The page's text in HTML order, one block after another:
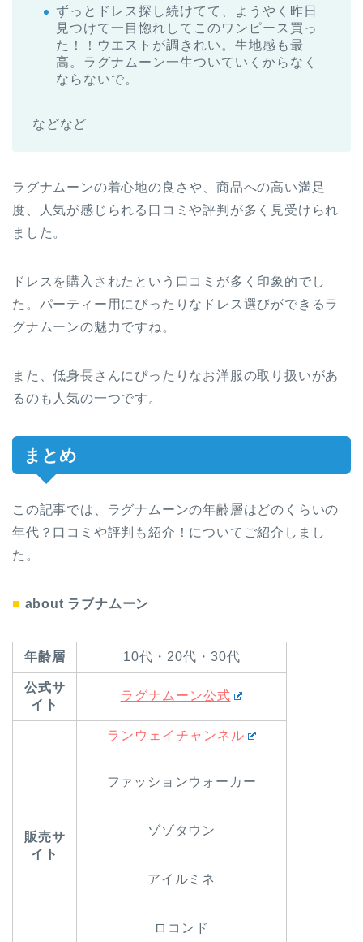
ずっとドレス探し続けてて、ようやく昨日
見つけて一目惚れしてこのワンピース買っ
た！！ウエストが調きれい。生地感も最
高。ラグナムーン一生ついていくからなく
ならないで。
などなど
ラグナムーンの着心地の良さや、商品への高い満足
度、人気が感じられる口コミや評判が多く見受けられ
ました。
ドレスを購入されたという口コミが多く印象的でし
た。パーティー用にぴったりなドレス選びができるラ
グナムーンの魅力ですね。
また、低身長さんにぴったりなお洋服の取り扱いがあ
るのも人気の一つです。
まとめ
この記事では、ラグナムーンの年齢層はどのくらいの
年代？口コミや評判も紹介！についてご紹介しまし
た。
■ about ラブナムーン
年齢層 10代・20代・30代
公式サ
イト
ラグナムーン公式
販売サ
イト
ランウェイチャンネル
ファッションウォーカー
ゾゾタウン
アイルミネ
ロコンド